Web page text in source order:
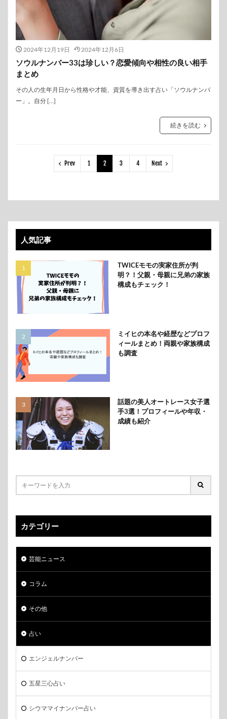
2024年12月19日 2024年12月6日
ソウルナンバー33は珍しい？恋愛傾向や相性の良い相手
まとめ
その人の生年月日から性格や才能、資質を導き出す占い「ソウルナンバ
ー」。自分 […]
続きを読む
Prev 1 2 3 4 Next
人気記事
TWICEモモの実家住所が判
明？！父親・母親に兄弟の家族
構成もチェック！
ミイヒの本名や経歴などプロフ
ィールまとめ！両親や家族構成
も調査
話題の美人オートレース女子選
手3選！プロフィールや年収・
成績も紹介
カテゴリー
芸能ニュース
コラム
その他
占い
エンジェルナンバー
五星三心占い
シウママイナンバー占い